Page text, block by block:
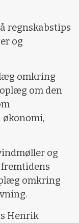
regnskabstips
og
omkring
om den
og
omkring
Henrik